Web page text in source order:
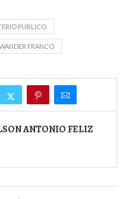
PÚBLICO
FRANCO
ANTONIO FELIZ